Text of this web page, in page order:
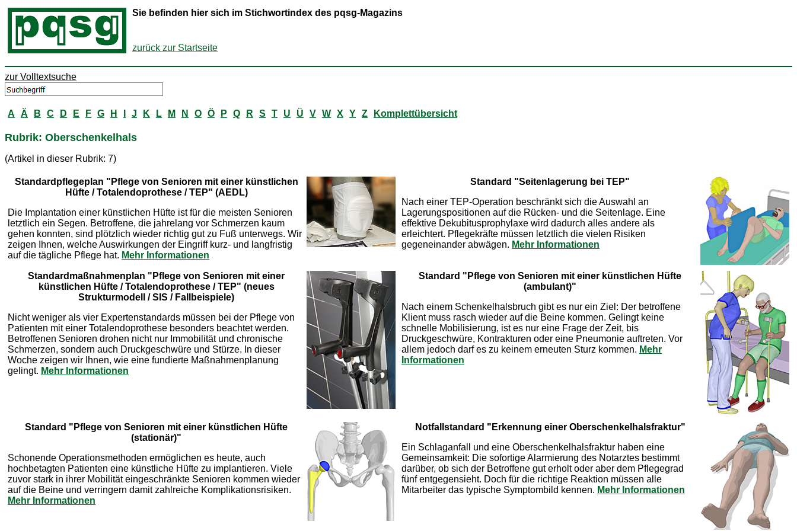
Sie befinden hier sich im Stichwortindex des pqsg-Magazins
zurück zur Startseite
zur Volltextsuche
A Ä B C D E F G H J K L M N O Ö P Q R S T U Ü V W X Y Z Komplettübersicht
Rubrik: Oberschenkelhals
(Artikel in dieser Rubrik: 7)
Standardpflegeplan "Pflege von Senioren mit einer künstlichen
Hüfte / Totalendoprothese / TEP" (AEDL)
Die Implantation einer künstlichen Hüfte ist für die meisten Senioren
letztlich ein Segen. Betroffene, die jahrelang vor Schmerzen kaum
gehen konnten, sind plötzlich wieder richtig gut zu Fuß unterwegs. Wir
zeigen Ihnen, welche Auswirkungen der Eingriff kurz- und langfristig
auf die tägliche Pflege hat. Mehr Informationen
Standard "Seitenlagerung bei TEP"
Nach einer TEP-Operation beschränkt sich die Auswahl an
Lagerungspositionen auf die Rücken- und die Seitenlage. Eine
effektive Dekubitusprophylaxe wird dadurch alles andere als
erleichtert. Pflegekräfte müssen letztlich die vielen Risiken
gegeneinander abwägen. Mehr Informationen
Standardmaßnahmenplan "Pflege von Senioren mit einer
künstlichen Hüfte / Totalendoprothese / TEP" (neues
Strukturmodell / SIS / Fallbeispiele)
Nicht weniger als vier Expertenstandards müssen bei der Pflege von
Patienten mit einer Totalendoprothese besonders beachtet werden.
Betroffenen Senioren drohen nicht nur Immobilität und chronische
Schmerzen, sondern auch Druckgeschwüre und Stürze. In dieser
Woche zeigen wir Ihnen, wie eine fundierte Maßnahmenplanung
gelingt. Mehr Informationen
Standard "Pflege von Senioren mit einer künstlichen Hüfte
(ambulant)"
Nach einem Schenkelhalsbruch gibt es nur ein Ziel: Der betroffene
Klient muss rasch wieder auf die Beine kommen. Gelingt keine
schnelle Mobilisierung, ist es nur eine Frage der Zeit, bis
Druckgeschwüre, Kontrakturen oder eine Pneumonie auftreten. Vor
allem jedoch darf es zu keinem erneuten Sturz kommen. Mehr
Informationen
Standard "Pflege von Senioren mit einer künstlichen Hüfte
(stationär)"
Schonende Operationsmethoden ermöglichen es heute, auch
hochbetagten Patienten eine künstliche Hüfte zu implantieren. Viele
zuvor stark in ihrer Mobilität eingeschränkte Senioren kommen wieder
auf die Beine und verringern damit zahlreiche Komplikationsrisiken.
Mehr Informationen
Notfallstandard "Erkennung einer Oberschenkelhalsfraktur"
Ein Schlaganfall und eine Oberschenkelhalsfraktur haben eine
Gemeinsamkeit: Die sofortige Alarmierung des Notarztes bestimmt
darüber, ob sich der Betroffene gut erholt oder aber dem Pflegegrad
fünf entgegensieht. Doch für die richtige Reaktion müssen alle
Mitarbeiter das typische Symptombild kennen. Mehr Informationen